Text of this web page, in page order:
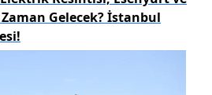
Gelecek? İstanbul